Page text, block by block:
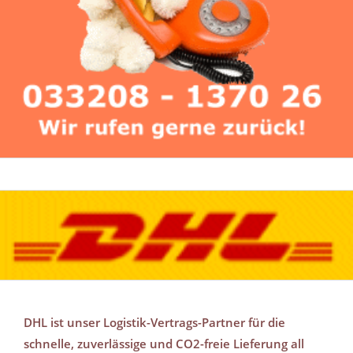
DHL ist unser Logistik-Vertrags-Partner für die
schnelle, zuverlässige und CO2-freie Lieferung all